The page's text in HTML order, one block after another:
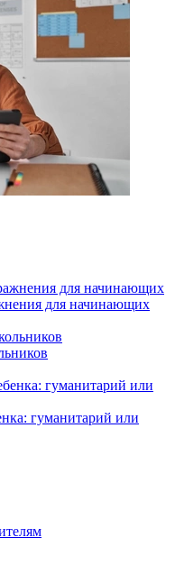
для начинающих
гуманитарий или